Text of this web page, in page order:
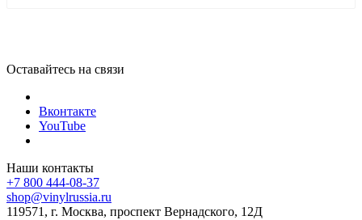
Оставайтесь на связи
Вконтакте
YouTube
Наши контакты
+7 800 444-08-37
shop@vinylrussia.ru
119571, г. Москва, проспект Вернадского, 12Д